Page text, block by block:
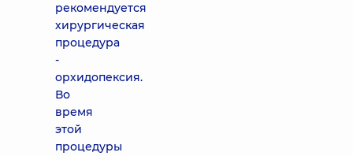
рекомендуется
хирургическая
процедура
-
орхидопексия.
Во
время
этой
процедуры